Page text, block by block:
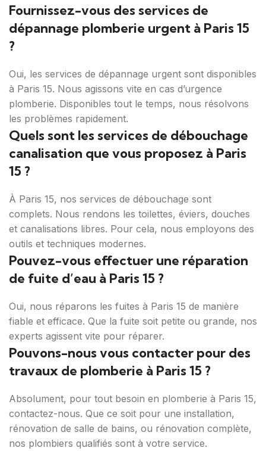
Fournissez-vous des services de
dépannage plomberie urgent à Paris 15
?
Oui, les services de dépannage urgent sont disponibles
à Paris 15. Nous agissons vite en cas d’urgence
plomberie. Disponibles tout le temps, nous résolvons
les problèmes rapidement.
Quels sont les services de débouchage
canalisation que vous proposez à Paris
15 ?
À Paris 15, nos services de débouchage sont
complets. Nous rendons les toilettes, éviers, douches
et canalisations libres. Pour cela, nous employons des
outils et techniques modernes.
Pouvez-vous effectuer une réparation
de fuite d’eau à Paris 15 ?
Oui, nous réparons les fuites à Paris 15 de manière
fiable et efficace. Que la fuite soit petite ou grande, nos
experts agissent vite pour réparer.
Pouvons-nous vous contacter pour des
travaux de plomberie à Paris 15 ?
Absolument, pour tout besoin en plomberie à Paris 15,
contactez-nous. Que ce soit pour une installation,
rénovation de salle de bains, ou rénovation complète,
nos plombiers qualifiés sont à votre service.